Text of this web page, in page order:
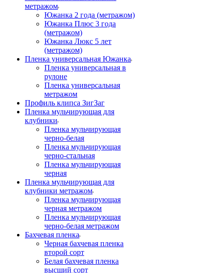
метражом
Южанка 2 года (метражом)
Южанка Плюс 3 года
(метражом)
Южанка Люкс 5 лет
(метражом)
Пленка универсальная Южанка
Пленка универсальная в
рулоне
Пленка универсальная
метражом
Профиль клипса ЗигЗаг
Пленка мульчирующая для
клубники
Пленка мульчирующая
черно-белая
Пленка мульчирующая
черно-стальная
Пленка мульчирующая
черная
Пленка мульчирующая для
клубники метражом
Пленка мульчирующая
черная метражом
Пленка мульчирующая
черно-белая метражом
Бахчевая пленка
Черная бахчевая пленка
второй сорт
Белая бахчевая пленка
высший сорт